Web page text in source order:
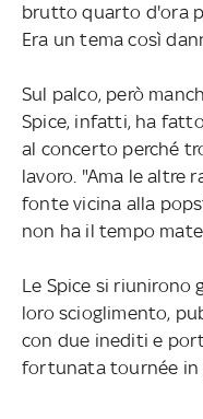
brutto quarto d'ora
Era un tema così
Sul palco, però
Spice, infatti, ha
al concerto perché
lavoro. "Ama le altre
fonte vicina alla
non ha il tempo
Le Spice si riunirono
loro scioglimento,
con due inediti e
fortunata tournée in